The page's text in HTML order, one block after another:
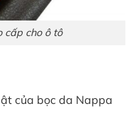
cấp cho ô tô
của bọc da Nappa